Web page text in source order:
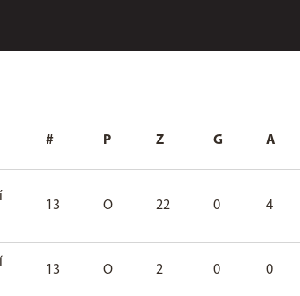
# P Z G A
13 O 22 0 4
13 O 2 0 0